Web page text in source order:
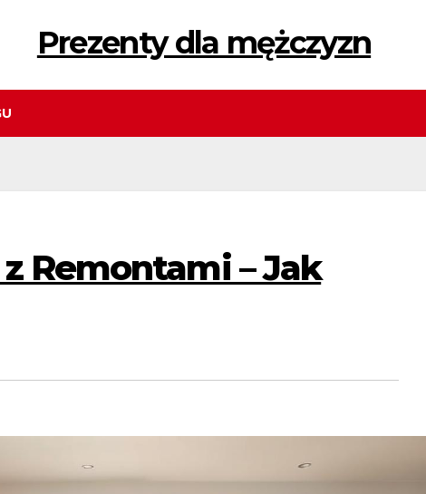
Prezenty dla mężczyzn
Remontami – Jak